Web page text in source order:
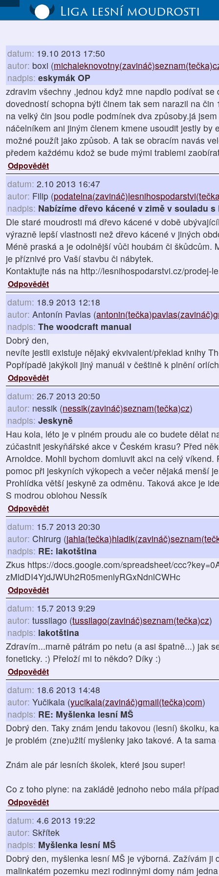
Liga lesní moudrosti
datum: 19.10 2013 17:50
autor: boxi (
nadpis: eskymák OP
zdravim všechny ,jednou když mne napdlo podívat
dovedností schopna býti činem tak sem narazil na
na velký čin jsou podle podmínek dva způsoby.já
náčelníkem ani jiným členem kmene usoudit jestly by
možné použít jako způsob. A tak se obracím navás
předem každému kdož se bude mými trablemi
Odpovědět
datum: 2.10 2013 16:47
autor: Filip (
nadpis: Nabízíme dřevo kácené v zimě v souladu
Dle staré moudrosti má dřevo kácené v době
výrazně lepší vlastnosti než dřevo kácené v jiných
Méně praská a je odolnější vůči houbám či škůdcům.
je příznivé pro Vaší stavbu či nábytek.
Kontaktujte nás na http://lesnihospodarstvi.cz/prodej-
Odpovědět
datum: 18.9 2013 12:18
autor: Antonín Pavlas (
nadpis: The woodcraft manual
Dobrý den,
nevíte jestli existuje nějaký ekvivalent/překlad knihy
Popřípadě jakýkoli jiný manuál v češtině k plnění
Odpovědět
datum: 26.7 2013 20:50
autor: nessik (nessik(zavináč)seznam(tečka)cz)
nadpis: Jeskyně
Hau kola, léto je v plném proudu ale co budete dělat
zúčastnit jeskyňářské akce v Českém krasu? Před
Arnoldce. Mohli bychom domluvit akci na celý víkend.
pomoc při jeskyních výkopech a večer nějaká menší
Prohlídka větší jeskyně za odměnu. Taková akce je
S modrou oblohou Nessík
Odpovědět
datum: 15.7 2013 20:30
autor: Chirurg (
nadpis: RE: lakotština
Zkus https://docs.google.com/spreadsheet/
zMldDI4YjdJWUh2R05menlyRGxNdnlCWHc
Odpovědět
datum: 15.7 2013 9:29
autor: tussilago (tussilago(zavináč)seznam(tečka)cz)
nadpis: lakotština
Zdravím...marně pátrám po netu (a asi špatně...) jak
foneticky. :) Přeloží mi to někdo? Díky :)
Odpovědět
datum: 18.6 2013 14:48
autor: Yučikala (yucikala(zavináč)gmail(tečka)com)
nadpis: RE: Myšlenka lesní MŠ
Dobrý den. Taky znám jendu takovou (lesní) školku,
je problém (zne)užití myšlenky jako takové. A ta
Znám ale pár lesních školek, které jsou super!
Co z toho plyne: na zakládě jednoho nebo mála
Odpovědět
datum: 4.6 2013 19:22
autor: Skřítek
nadpis: Myšlenka lesní MŠ
Dobrý den, myšlenka lesní MŠ je výborná. Zažívám ji
malinkatém pozemku mezi rodinnými domy nám